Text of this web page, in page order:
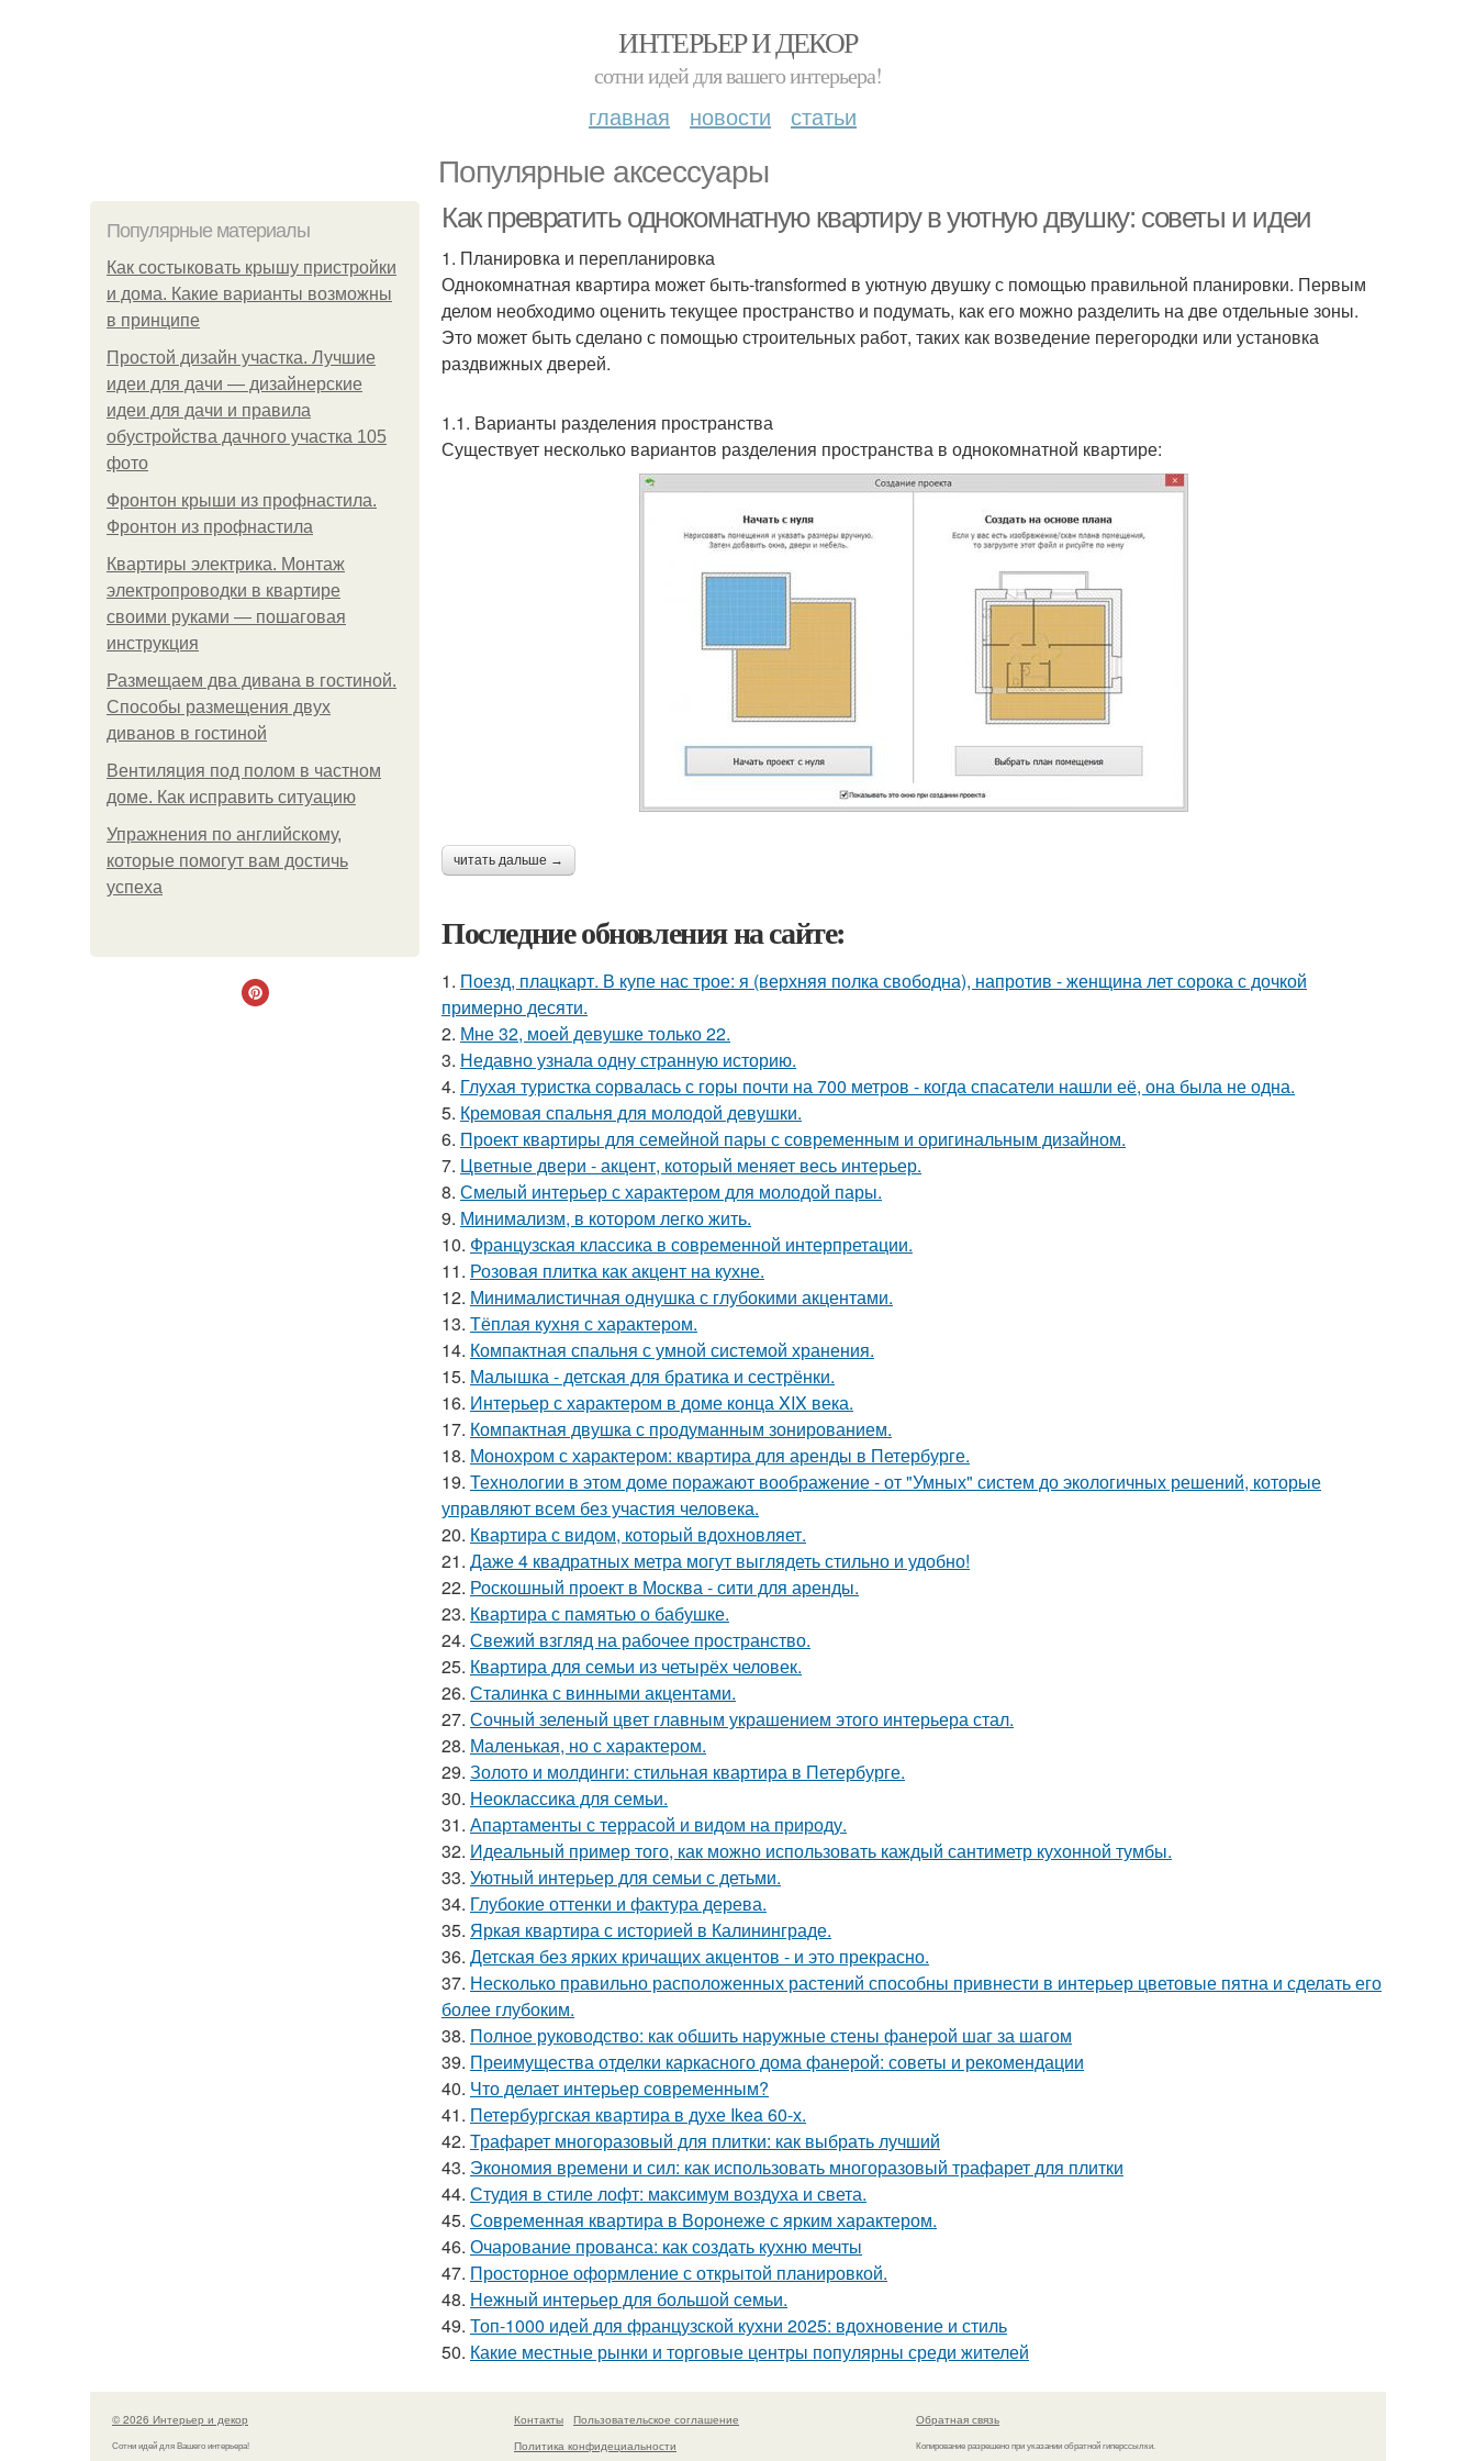
ИНТЕРЬЕР И ДЕКОР
сотни идей для вашего интерьера!
главная новости статьи
Популярные аксессуары
Популярные материалы
Как состыковать крышу пристройки
и дома. Какие варианты возможны
в принципе
Простой дизайн участка. Лучшие
идеи для дачи — дизайнерские
идеи для дачи и правила
обустройства дачного участка 105
фото
Фронтон крыши из профнастила.
Фронтон из профнастила
Квартиры электрика. Монтаж
электропроводки в квартире
своими руками — пошаговая
инструкция
Размещаем два дивана в гостиной.
Способы размещения двух
диванов в гостиной
Вентиляция под полом в частном
доме. Как исправить ситуацию
Упражнения по английскому,
которые помогут вам достичь
успеха
Как превратить однокомнатную квартиру в уютную двушку: советы и идеи
1. Планировка и перепланировка
Однокомнатная квартира может быть-transformed в уютную двушку с помощью правильной планировки. Первым
делом необходимо оценить текущее пространство и подумать, как его можно разделить на две отдельные зоны.
Это может быть сделано с помощью строительных работ, таких как возведение перегородки или установка
раздвижных дверей.
1.1. Варианты разделения пространства
Существует несколько вариантов разделения пространства в однокомнатной квартире:
читать дальше →
Последние обновления на сайте:
1. Поезд, плацкарт. В купе нас трое: я (верхняя полка свободна), напротив - женщина лет сорока с дочкой
примерно десяти.
2. Мне 32, моей девушке только 22.
3. Недавно узнала одну странную историю.
4. Глухая туристка сорвалась с горы почти на 700 метров - когда спасатели нашли её, она была не одна.
5. Кремовая спальня для молодой девушки.
6. Проект квартиры для семейной пары с современным и оригинальным дизайном.
7. Цветные двери - акцент, который меняет весь интерьер.
8. Смелый интерьер с характером для молодой пары.
9. Минимализм, в котором легко жить.
10. Французская классика в современной интерпретации.
11. Розовая плитка как акцент на кухне.
12. Минималистичная однушка с глубокими акцентами.
13. Тёплая кухня с характером.
14. Компактная спальня с умной системой хранения.
15. Малышка - детская для братика и сестрёнки.
16. Интерьер с характером в доме конца XIX века.
17. Компактная двушка с продуманным зонированием.
18. Монохром с характером: квартира для аренды в Петербурге.
19. Технологии в этом доме поражают воображение - от "Умных" систем до экологичных решений, которые
управляют всем без участия человека.
20. Квартира с видом, который вдохновляет.
21. Даже 4 квадратных метра могут выглядеть стильно и удобно!
22. Роскошный проект в Москва - сити для аренды.
23. Квартира с памятью о бабушке.
24. Свежий взгляд на рабочее пространство.
25. Квартира для семьи из четырёх человек.
26. Сталинка с винными акцентами.
27. Сочный зеленый цвет главным украшением этого интерьера стал.
28. Маленькая, но с характером.
29. Золото и молдинги: стильная квартира в Петербурге.
30. Неоклассика для семьи.
31. Апартаменты с террасой и видом на природу.
32. Идеальный пример того, как можно использовать каждый сантиметр кухонной тумбы.
33. Уютный интерьер для семьи с детьми.
34. Глубокие оттенки и фактура дерева.
35. Яркая квартира с историей в Калининграде.
36. Детская без ярких кричащих акцентов - и это прекрасно.
37. Несколько правильно расположенных растений способны привнести в интерьер цветовые пятна и сделать его
более глубоким.
38. Полное руководство: как обшить наружные стены фанерой шаг за шагом
39. Преимущества отделки каркасного дома фанерой: советы и рекомендации
40. Что делает интерьер современным?
41. Петербургская квартира в духе Ikea 60-х.
42. Трафарет многоразовый для плитки: как выбрать лучший
43. Экономия времени и сил: как использовать многоразовый трафарет для плитки
44. Студия в стиле лофт: максимум воздуха и света.
45. Современная квартира в Воронеже с ярким характером.
46. Очарование прованса: как создать кухню мечты
47. Просторное оформление с открытой планировкой.
48. Нежный интерьер для большой семьи.
49. Топ-1000 идей для французской кухни 2025: вдохновение и стиль
50. Какие местные рынки и торговые центры популярны среди жителей
© 2026 Интерьер и декор
Сотни идей для Вашего интерьера!
Контакты
Пользовательское соглашение
Политика конфидециальности
Обратная связь
Копирование разрешено при указании обратной гиперссылки.